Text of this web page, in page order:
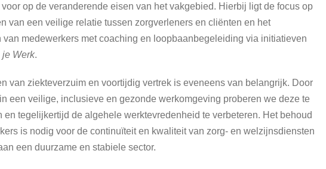
op de veranderende eisen van het vakgebied. Hierbij ligt de focus op
van een veilige relatie tussen zorgverleners en cliënten en het
van medewerkers met coaching en loopbaanbegeleiding via initiatieven
je Werk.
van ziekteverzuim en voortijdig vertrek is eveneens van belangrijk. Door
een veilige, inclusieve en gezonde werkomgeving proberen we deze te
en tegelijkertijd de algehele werktevredenheid te verbeteren. Het behoud
is nodig voor de continuïteit en kwaliteit van zorg- en welzijnsdiensten
een duurzame en stabiele sector.